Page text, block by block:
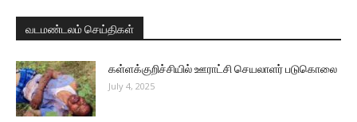
வடமண்டலம் செய்திகள்
கள்ளக்குறிச்சியில் ஊராட்சி செயலாளர் படுகொலை
July 4, 2025